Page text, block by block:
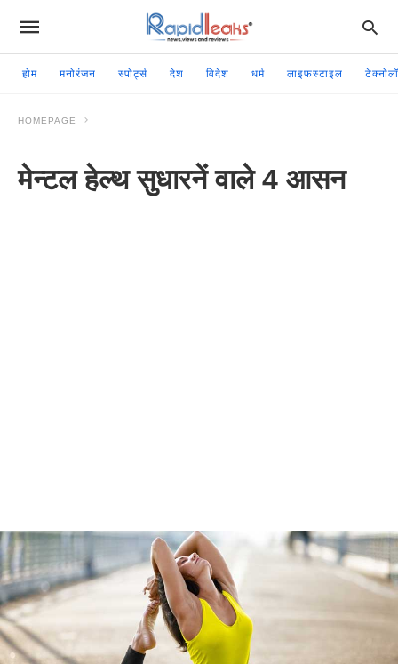
होम मनोरंजन स्पोर्ट्स देश विदेश धर्म लाइफस्टाइल
HOMEPAGE
मेन्टल हेल्थ सुधारनें वाले 4 आसन